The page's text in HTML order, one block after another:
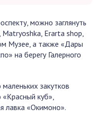
можно заглянуть
Matryoshka, Erarta shop,
Музее, а также «Дары
на берегу Галерного
закутков
куб»,
лавка «Окимоно».